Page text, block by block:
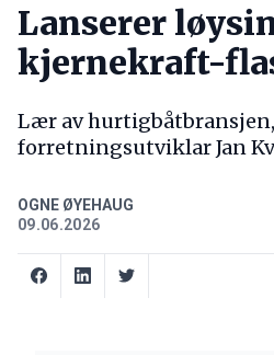
Lanserer
kjernekraft-
Lær av
forretningsutviklar Jan
OGNE ØYEHAUG
09.06.2026